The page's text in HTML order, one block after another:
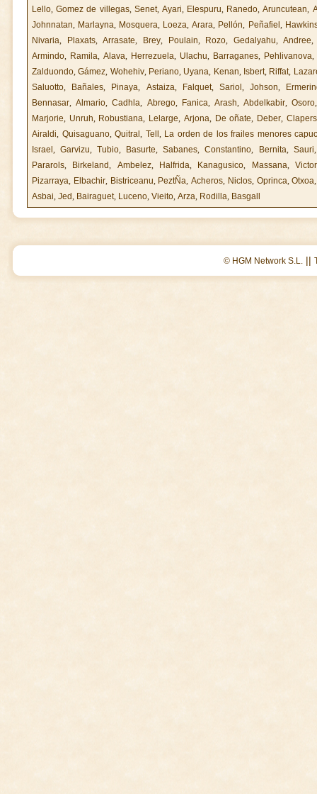
Lello,Gomez de villegas, Senet, Ayari, Elespuru, Ranedo,Aruncutean,
Johnnatan, Marlayna, Mosquera, Loeza,Arara, Pellón, Peñafiel ,
Nivaria, Plaxats,Arrasate, Brey, Poulain, Rozo, Gedalyahu,Andree
Armindo, Ramila, Alava, Herrezuela, Ulachu, Barraganes, Pehlivanova,
Zalduondo,Gámez, Wohehiv, Periano, Uyana, Kenan, Isbert, Riffat,
Saluotto, Bañales, Pinaya, Astaiza, Falquet, Sariol ,Johson,
Bennasar,Almario,Cadhla, Abrego, Fanica, Arash,Abdelkabir,Osoro
Marjorie, Unruh, Robustiana, Lelarge, Arjona, De oñate, Deber, Clapers
Airaldi, Quisaguano,Quitral, Tell , La orden de los frailes menores
Israel ,Garvizu,Tubio, Basurte,Sabanes,Constantino, Bernita, Sauri
Pararols, Birkeland, Ambelez, Halfrida, Kanagusico, Massana,
Pizarraya, Elbachir, Bistriceanu, PeztÑa, Acheros, Niclos, Oprinca,Otxoa
Asbai, Jed, Bairaguet, Luceno, Vieito, Arza, Rodilla, Basgall
© HGM Network S.L. ||